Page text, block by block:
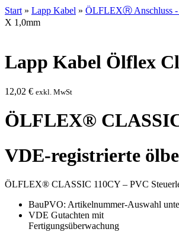
Start » Lapp Kabel » ÖLFLEXⓇ Anschluss -
X 1,0mm
Lapp Kabel Ölflex
12,02 € exkl. MwSt
ÖLFLEX®
VDE-registrierte
ÖLFLEX® CLASSIC 110CY – PVC
BauPVO: Artikelnummer-Auswahl
VDE Gutachten mit
Fertigungsüberwachung